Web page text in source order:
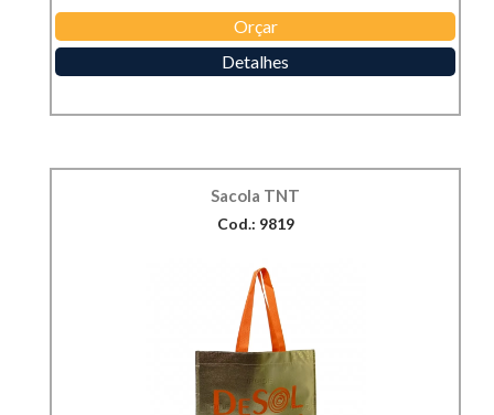
Orçar
Detalhes
Sacola TNT
Cod.: 9819